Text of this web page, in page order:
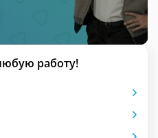
работу!